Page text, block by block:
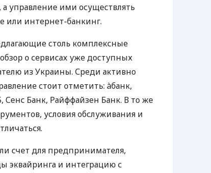
управление ими осуществлять
или интернет-банкинг.
столь комплексные
о сервисах уже доступных
из Украины. Среди активно
стоит отметить: àбанк,
Сенс Банк, Райффайзен Банк. В то же
условия обслуживания и
счет для предпринимателя,
эквайринга и интеграцию с